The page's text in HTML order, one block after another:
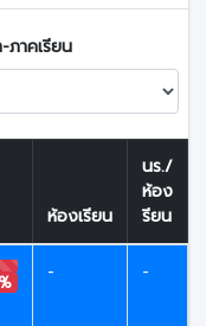
ภาคเรียน
ห้องเรียน
นร./
ห้อง
รียน
- -